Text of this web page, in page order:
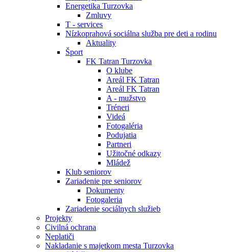
Energetika Turzovka
Zmluvy
T - services
Nízkoprahová sociálna služba pre deti a rodinu
Aktuality
Šport
FK Tatran Turzovka
O klube
Areál FK Tatran
Areál FK Tatran
A - mužstvo
Tréneri
Videá
Fotogaléria
Podujatia
Partneri
Užitočné odkazy
Mládež
Klub seniorov
Zariadenie pre seniorov
Dokumenty
Fotogaleria
Zariadenie sociálnych služieb
Projekty
Civilná ochrana
Neplatiči
Nakladanie s majetkom mesta Turzovka